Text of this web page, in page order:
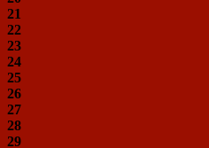
21
22
23
24
25
26
27
28
29